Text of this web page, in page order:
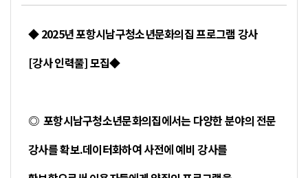
◆2025년 포항시남구청소년문화의집 프로그램 강사
[강사 인력풀] 모집◆
◎ 포항시남구청소년문화의집에서는 다양한 분야의 전문
강사를 확보.데이터화하여 사전에 예비 강사를